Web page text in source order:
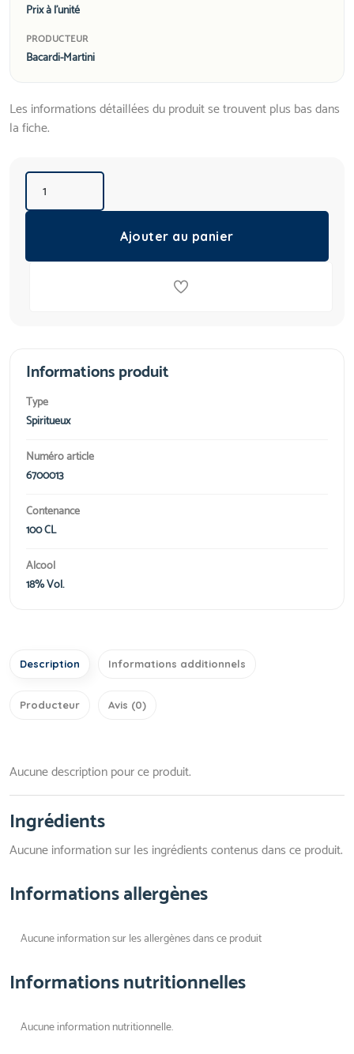
Prix à l'unité
PRODUCTEUR
Bacardi-Martini
Les informations détaillées du produit se trouvent plus bas dans
la fiche.
Ajouter au panier
Informations produit
Type
Spiritueux
Numéro article
6700013
Contenance
100 CL
Alcool
18% Vol.
Description Informations additionnels
Producteur Avis (0)
Aucune description pour ce produit.
Ingrédients
Aucune information sur les ingrédients contenus dans ce produit.
Informations allergènes
Aucune information sur les allergènes dans ce produit
Informations nutritionnelles
Aucune information nutritionnelle.